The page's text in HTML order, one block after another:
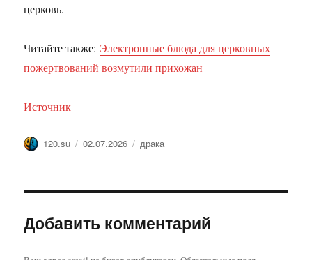
церковь.
Читайте также: Электронные блюда для церковных
пожертвований возмутили прихожан
Источник
Автор
120.su Опубликовано
02.07.2026 Метки
драка
Добавить комментарий